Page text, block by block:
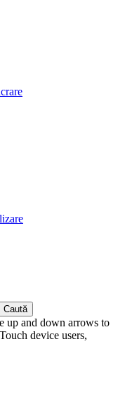
up and down arrows to
device users,